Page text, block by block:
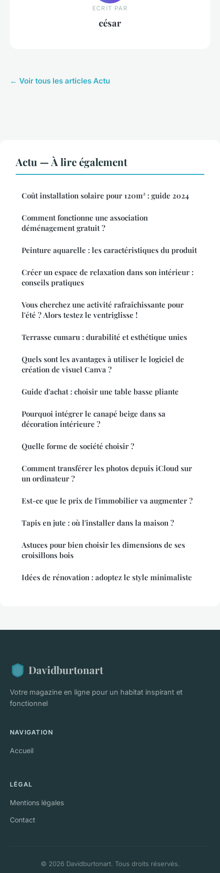
ECRIT PAR
césar
← Voir tous les articles Actu
Actu — À lire également
Coût installation solaire pour 120m² : guide 2024
Comment fonctionne une association
déménagement gratuit ?
Peinture aquarelle : les caractéristiques du produit
Créer un espace de relaxation dans son intérieur :
conseils pratiques
Vous cherchez une activité rafraîchissante pour
l'été ? Alors testez le ventriglisse !
Terrasse cumaru : durabilité et esthétique unies
Quels sont les avantages à utiliser le logiciel de
création de visuel Canva ?
Guide d'achat : choisir une table basse pliante
Pourquoi intégrer le canapé beige dans sa
décoration intérieure ?
Quelle forme de société choisir ?
Comment transférer les photos depuis iCloud sur
un ordinateur ?
Est-ce que le prix de l'immobilier va augmenter ?
Tapis en jute : où l'installer dans la maison ?
Astuces pour bien choisir les dimensions de ses
croisillons bois
Idées de rénovation : adoptez le style minimaliste
Davidburtonart
Votre magazine en ligne pour un habitat inspirant et
fonctionnel
NAVIGATION
Accueil
LÉGAL
Mentions légales
Contact
© 2026 Davidburtonart. Tous droits réservés.